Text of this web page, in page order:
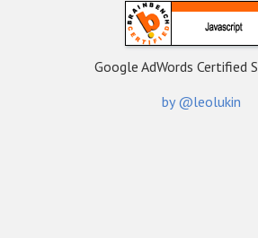
Google AdWords Certified
by @leolukin